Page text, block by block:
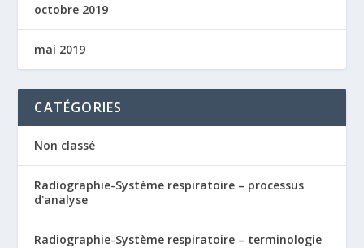
octobre 2019
mai 2019
CATÉGORIES
Non classé
Radiographie-Système respiratoire – processus
d'analyse
Radiographie-Système respiratoire – terminologie